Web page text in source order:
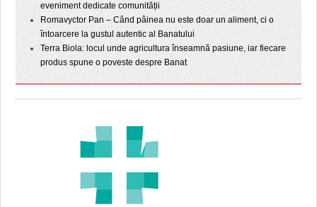
eveniment dedicate comunității
Romavyctor Pan – Când pâinea nu este doar un aliment, ci o
întoarcere la gustul autentic al Banatului
Terra Biola: locul unde agricultura înseamnă pasiune, iar fiecare
produs spune o poveste despre Banat